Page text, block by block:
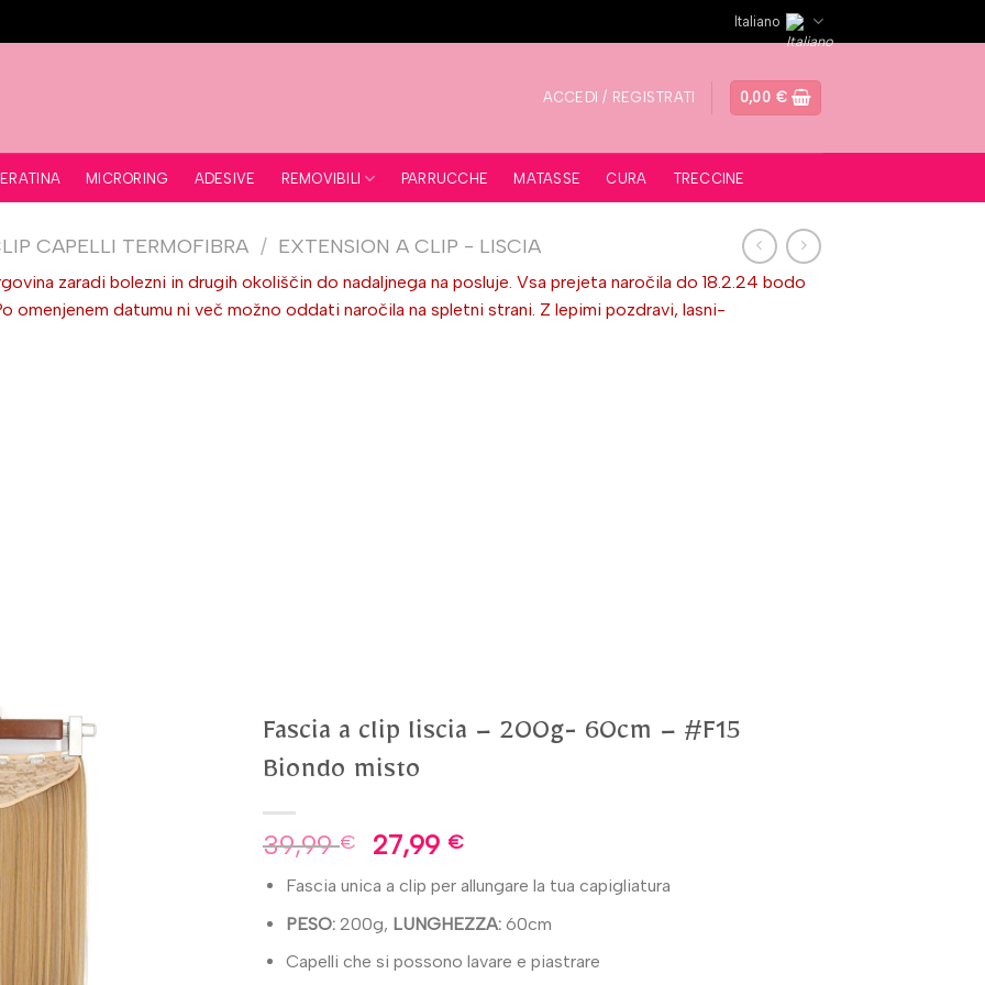
Italiano
ACCEDI / REGISTRATI 0,00 €
MICRORING ADESIVE REMOVIBILI PARRUCCHE MATASSE CURA TRECCINE
CAPELLI TERMOFIBRA / EXTENSION A CLIP - LISCIA
zaradi bolezni in drugih okoliščin do nadaljnega na posluje. Vsa prejeta naročila do 18.2.24 bodo
omenjenem datumu ni več možno oddati naročila na spletni strani. Z lepimi pozdravi, lasni-
Fascia a clip liscia – 200g- 60cm – #F15
Biondo misto
39,99€ 27,99 €
Fascia unica a clip per allungare la tua capigliatura
PESO:200g, LUNGHEZZA:60cm
Capelli che si possono lavare e piastrare